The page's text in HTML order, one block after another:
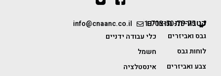
1-700-50-75-75
info@cnaanc.co.il קטגוריות מוצרים
גבס ואביזרים
לוחות גבס
צבע ואביזרים
כלי עבודה ידניים
חשמל
אינסטלציה